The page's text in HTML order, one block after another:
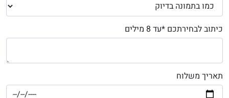
כיתוב לבחירתכם *עד 8 מילים
תאריך משלוח